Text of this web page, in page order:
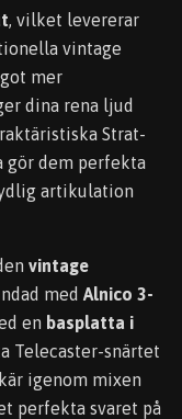
, vilket levererar
vintage
mer
dina rena ljud
Strat-
gör dem perfekta
artikulation
vintage
med Alnico 3-
en basplatta i
Telecaster-snärtet
igenom mixen
perfekta svaret på